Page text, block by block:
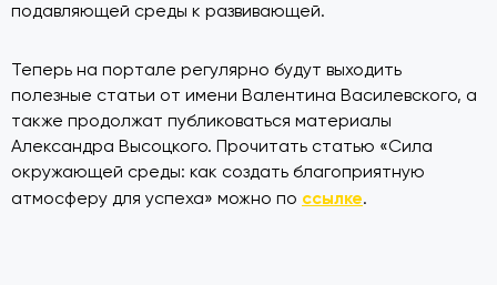
подавляющей среды к развивающей.
Теперь на портале регулярно будут выходить
полезные статьи от имени Валентина Василевского, а
также продолжат публиковаться материалы
Александра Высоцкого. Прочитать статью «Сила
окружающей среды: как создать благоприятную
атмосферу для успеха» можно по ссылке.